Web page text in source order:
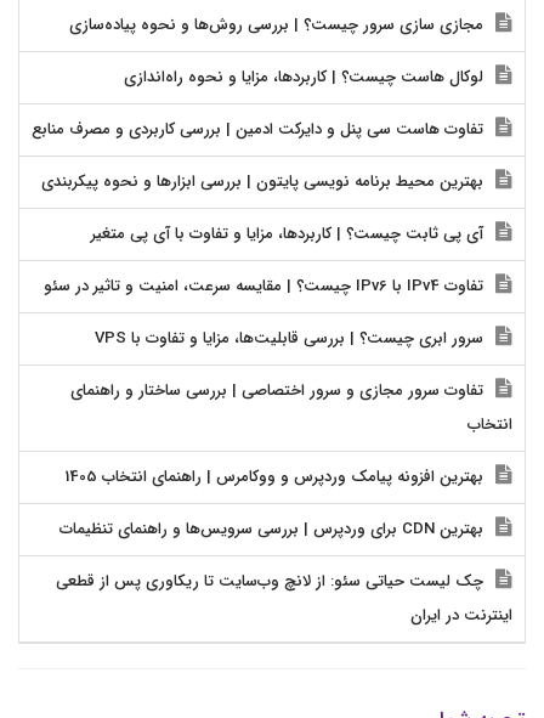
مجازی سازی سرور چیست؟ | بررسی روش‌ها و نحوه پیاده‌سازی
لوکال هاست چیست؟ | کاربردها، مزایا و نحوه راه‌اندازی
تفاوت هاست سی پنل و دایرکت ادمین | بررسی کاربردی و مصرف منابع
بهترین محیط برنامه نویسی پایتون | بررسی ابزارها و نحوه پیکربندی
آی پی ثابت چیست؟ | کاربردها، مزایا و تفاوت با آی پی متغیر
تفاوت IPv4 با IPv6 چیست؟ | مقایسه سرعت، امنیت و تاثیر در سئو
سرور ابری چیست؟ | بررسی قابلیت‌ها، مزایا و تفاوت با VPS
تفاوت سرور مجازی و سرور اختصاصی | بررسی ساختار و راهنمای
انتخاب
بهترین افزونه پیامک وردپرس و ووکامرس | راهنمای انتخاب 1405
بهترین CDN برای وردپرس | بررسی سرویس‌ها و راهنمای تنظیمات
چک لیست حیاتی سئو: از لانچ وب‌سایت تا ریکاوری پس از قطعی
اینترنت در ایران